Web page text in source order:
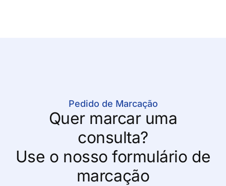
Pedido de Marcação
Quer marcar uma
consulta?
Use o nosso formulário de
marcação